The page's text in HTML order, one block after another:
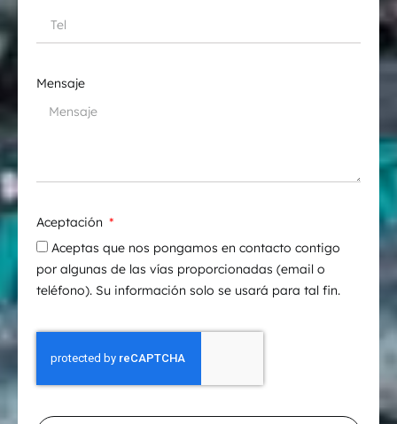
Mensaje
Aceptación
Aceptas que nos pongamos en contacto contigo
por algunas de las vías proporcionadas (email o
teléfono). Su información solo se usará para tal fin.